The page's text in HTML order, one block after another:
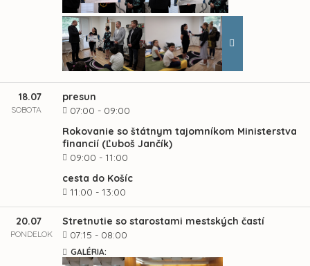
18.07
SOBOTA
presun
07:00 - 09:00
Rokovanie so štátnym tajomníkom Ministerstva
financií (Ľuboš Jančík)
09:00 - 11:00
cesta do Košíc
11:00 - 13:00
20.07
PONDELOK
Stretnutie so starostami mestských častí
07:15 - 08:00
GALÉRIA: